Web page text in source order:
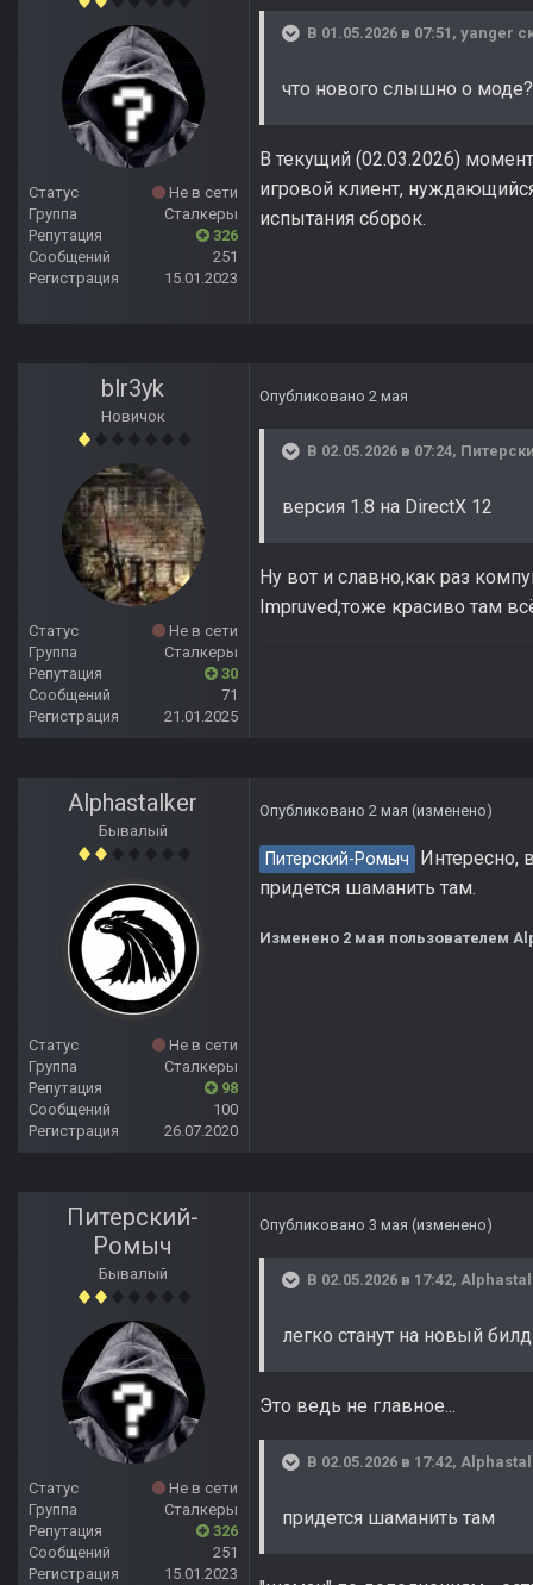
Статус
Не в сети
Группа
Сталкеры
Репутация
326
Сообщений
251
Регистрация
15.01.2023
В 01.05.2026 в 07:51, yanger
что нового слышно о моде?
В текущий (02.03.2026)
игровой клиент,
испытания сборок.
blr3yk
Новичок
Статус
Не в сети
Группа
Сталкеры
Репутация
30
Сообщений
71
Регистрация
21.01.2025
Опубликовано 2 мая
В 02.05.2026 в 07:24,
версия 1.8 на DirectX 12
Ну вот и славно,как раз
Impruved,тоже красиво там
Alphastalker
Бывалый
Статус
Не в сети
Группа
Сталкеры
Репутация
98
Сообщений
100
Регистрация
26.07.2020
Опубликовано 2 мая (изменено)
Питерский-Ромыч
Интересно,
придется шаманить там.
Изменено 2 мая пользователем
Питерский-
Ромыч
Бывалый
Статус
Не в сети
Группа
Сталкеры
Репутация
326
Сообщений
251
Регистрация
15.01.2023
Опубликовано 3 мая (изменено)
В 02.05.2026 в 17:42,
легко станут на новый билд
Это ведь не главное...
В 02.05.2026 в 17:42,
придется шаманить там